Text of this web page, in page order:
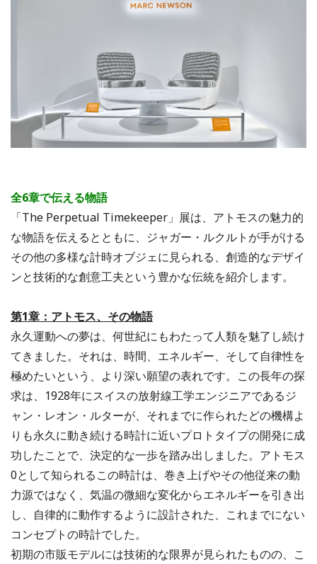
全6章で伝える物語
「The Perpetual Timekeeper」展は、アトモスの魅力的
な物語を伝えるとともに、ジャガー・ルクルトが手がける
その他の多様な計時オブジェに見られる、創造的なデザイ
ンと技術的な創意工夫という豊かな伝統を紹介します。
第1章：アトモス、その物語
永久運動への夢は、何世紀にもわたって人類を魅了し続け
てきました。それは、時間、エネルギー、そして自律性を
極めたいという、より深い願望の表れです。この長年の探
求は、1928年にスイスの放射線工学エンジニアであるジ
ャン・レオン・ルターが、それまでに作られたどの機構よ
りも永久に動き続ける時計に近いプロトタイプの開発に成
功したことで、決定的な一歩を踏み出しました。アトモス
0として知られるこの時計は、巻き上げやその他従来の動
力源ではなく、気温の微細な変化からエネルギーを引き出
し、自律的に動作するように設計された、これまでにない
コンセプトの時計でした。
初期の市販モデルには技術的な限界が見られたものの、こ